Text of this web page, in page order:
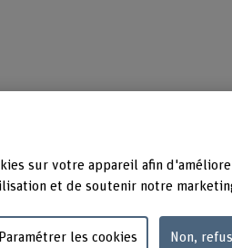
sur votre appareil afin
et de soutenir notre
Paramétrer les cookies Non,